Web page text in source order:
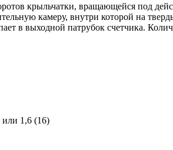
крыльчатки, вращающейся под
камеру, внутри которой на
в выходной патрубок счетчика.
или 1,6 (16)